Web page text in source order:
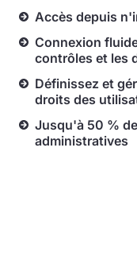
Accès depuis
Connexion
contrôles et les
Définissez et
droits des
Jusqu'à 50 %
administratives